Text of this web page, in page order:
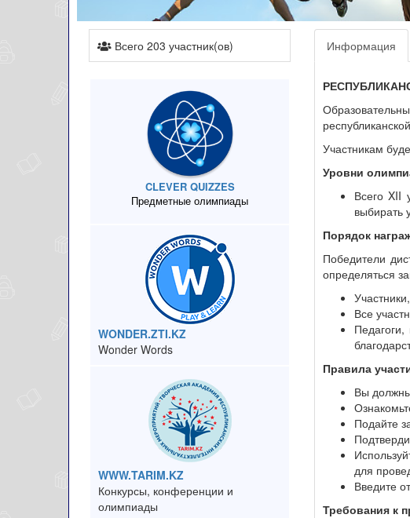
Всего 203 участник(ов)
CLEVER QUIZZES
Предметные олимпиады
WONDER.ZTI.KZ
Wonder Words
WWW.TARIM.KZ
Конкурсы, конференции и
олимпиады
Информация
Участникам
Уровни
Всего XII
выбирать
Порядок
Победители
определяться
Все
Правила
Вы
Подайте
для
Введите
Требования к